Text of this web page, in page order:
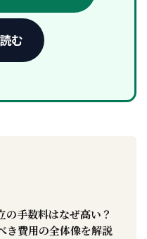
む
の手数料はなぜ高い？
き費用の全体像を解説